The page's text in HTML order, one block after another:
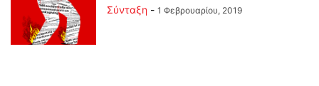
Σύνταξη - 1 Φεβρουαρίου, 2019